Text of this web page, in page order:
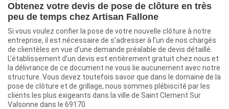
Obtenez votre devis de pose de clôture en très
peu de temps chez Artisan Fallone
Si vous voulez confier la pose de votre nouvelle clôture à notre
entreprise, il est nécessaire de s’adresser à l’un de nos chargés
de clientèles en vue d’une demande préalable de devis détaillé.
L’établissement d’un devis est entièrement gratuit chez nous et
la délivrance de ce document ne vous lie aucunement avec notre
structure. Vous devez toutefois savoir que dans le domaine de la
pose de clôture et de grillage, nous sommes plébiscité par les
clients les plus exigeants dans la ville de Saint Clement Sur
Valsonne dans le 69170.